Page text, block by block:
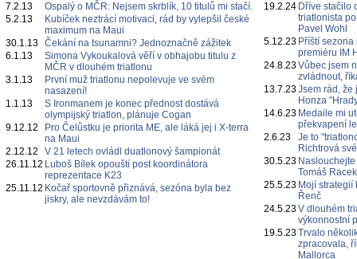
7.2.13
Ospalý o MČR: Nejsem skrblík, 10 titulů mi stačí.
5.2.13
Kubíček neztrácí motivaci, rád by vylepšil české
maximum na Maui
30.1.13 Čekání na tsunamni? Jednoznačně zážitek
6.1.13
Simona Vykoukalová věří v obhajobu titulu z
MČR v dlouhém triatlonu
3.1.13
První muž triatlonu nepolevuje ve svém
nasazení!
1.1.13
S Ironmanem je konec přednost dostává
olympijský triatlon, plánuje Cogan
9.12.12
Pro Čelůstku je priorita ME, ale láká jej i X-terra
na Maui
2.12.12
V 21 letech ovládl duatlonový šampionát
26.11.12 Luboš Bílek opouští post koordinátora
reprezentace K23
25.11.12 Kočař sportovně přiznává, sezóna byla bez
jiskry, ale nevzdávám to!
19.2.24 Dříve stačilo
triatlonista
Pavel Wohl
5.12.23 Příští
premiéru IM
24.8.23Vůbec jsem
zvládnout,
13.7.23Jsem rád, že
Honza
14.6.23 Medaile mi
překvapení
2.6.23
Je to
Richtrová
30.5.23
Tomáš Racek
25.5.23 Mojí strategií
Řenč
24.5.23V dlouhém
výkonnostní
19.5.23Trvalo
zpracovala,
Mallorca